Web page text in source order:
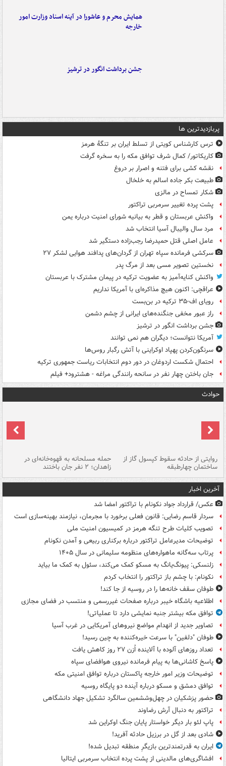
همایش محرم و عاشورا در آینه اسناد وزارت امور
خارجه
جشن برداشت انگور در ترشیز
پربازدیدترین ها
ترس کارشناس کویتی از تسلط ایران بر تنگۀ هرمز
کاریکاتور/ کمال شرف توافق مکه را به سخره گرفت
نقشه کشی برای فتنه و اصرار بر دروغ
طبیعت بکر جاده اسالم به خلخال
شکار تمساح در مالزی
پشت پرده تغییر سرمربی تراکتور
واکنش عربستان و قطر به بیانیه شورای امنیت درباره یمن
مرد سال والیبال آسیا انتخاب شد
عامل اصلی قتل حمیدرضا رجب‌زاده دستگیر شد
سرکشی فرمانده سپاه تهران از گردان‌های پدافند هوایی لشکر ۲۷
نخستین تصویر مسی بعد از مرگ پدر
واکنش کنایه‌آمیز به عضویت ترکیه در پیمان مشترک با عربستان
عراقچی: اکنون هیچ مذاکره‌ای با آمریکا نداریم
رویای اف-۳۵ ترکیه در بن‌بست
راز عبور مخفی جنگنده‌های ایرانی از چشم دشمن
جشن برداشت انگور در ترشیز
آمریکا نتوانست؛ دیگران هم نمی توانند
سرنگون‌کردن پهپاد اوکراینی با آتش رگبار روس‌ها
احتمال شکست اردوغان در دور دوم انتخابات ریاست جمهوری ترکیه
جان باختن چهار نفر در سانحه رانندگی مراغه - هشترود+ فیلم
حوادث
روایتی از حادثه سقوط کپسول گاز از
ساختمان چهارطبقه
حمله مسلحانه به قهوه‌خانه‌ای در
زاهدان؛ ۲ نفر جان باختند
آخرین اخبار
عکس/ قرارداد جواد نکونام با تراکتور امضا شد
سردار قاسم رضایی: قانون فعلی برخورد با مجرمان، نیازمند بهینه‌سازی است
تصویب کلیات طرح تنگه هرمز در کمیسیون امنیت ملی
توضیحات مدیرعامل تراکتور درباره برکناری ربیعی و آمدن نکونام
پرتاب سه‌گانه ماهواره‌های منظومه سلیمانی در سال ۱۴۰۵
زلنسکی: پیونگ‌یانگ به مسکو کمک می‌کند، سئول به کمک ما بیاید
نکونام: با چشم باز تراکتور را انتخاب کردم
طوفان سقف خانه‌ها را در روسیه از جا ‌کند!
اطلاعیه باشگاه خیبر درباره صفحات غیررسمی و منتسب در فضای مجازی
توافق مکه بیشتر جنبه نمایشی دارد تا عملیاتی!
تصاویر جدید از انهدام مواضع نیروهای آمریکایی در غرب آسیا
طوفان "دلفین" با سرعت خیره‌کننده به چین رسید!
تعداد روزهای آلوده با آلاینده اُزن ۲۷ روز کاهش یافت
پاسخ کاشانی‌ها به پیام فرمانده نیروی هوافضای سپاه
توضیحات وزیر امور خارجه پاکستان درباره توافق امنیتی مکه
توافق دمشق و مسکو درباره آینده دو پایگاه روسیه
حضور پزشکیان در چهل‌وششمین سالگرد تشکیل جهاد دانشگاهی
تراکتور به دنبال آرش رضاوند
پاپ لئو بار دیگر خواستار پایان جنگ اوکراین شد
شادی بعد از گل در برزیل حادثه آفرید!
ایران به قدرتمندترین بازیگرِ منطقه تبدیل شده!
افشاگری‌های مالدینی از پشت پرده انتخاب سرمربی ایتالیا